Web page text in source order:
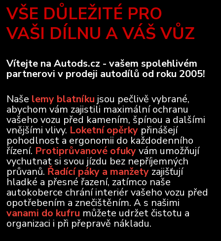
VŠE DŮLEŽITÉ PRO
VAŠI DÍLNU A VÁŠ VŮZ
Vítejte na Autods.cz - vašem spolehlivém
partnerovi v prodeji autodílů od roku 2005!
Naše lemy blatníku jsou pečlivě vybrané,
abychom vám zajistili maximální ochranu
vašeho vozu před kamením, špínou a dalšími
vnějšími vlivy. Loketní opěrky přinášejí
pohodlnost a ergonomii do každodenního
řízení. Protiprůvanové ofukyvám umožňují
vychutnat si svou jízdu bez nepříjemných
průvanů. Řadící páky a manžety zajišťují
hladké a přesné řazení, zatímco naše
autokoberce chrání interiér vašeho vozu před
opotřebením a znečištěním. A s našimi
vanami do kufru můžete udržet čistotu a
organizaci i při přepravě nákladu.